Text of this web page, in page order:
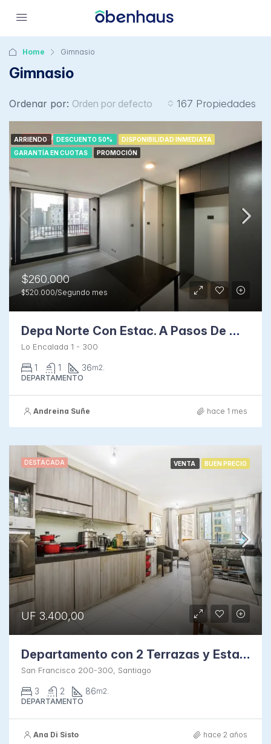
Home Gimnasio
Gimnasio
167 Propiedades
Ordenar por: Orden por defecto
DESTACADA
ARRIENDO DESCUENTO 50%
DISPONIBILIDAD INMEDIATA
GARANTÍA EN CUOTAS
PROMOCIÓN
$260.000
$520.000/Segundo mes
Depa Norte Con Estac. A Pasos De Metro Irarrázaval
Lo Encalada 1 - 300
1 1 36m2.
DEPARTAMENTO
Andreina Suñe hace 1 mes
DESTACADA VENTA BUEN PRECIO
UF 3.400,00
Departamento con 2 Terrazas y Estacionamiento
San Francisco 200-300, Santiago
3 2 86m2.
DEPARTAMENTO
Ana Di Sisto hace 2 años